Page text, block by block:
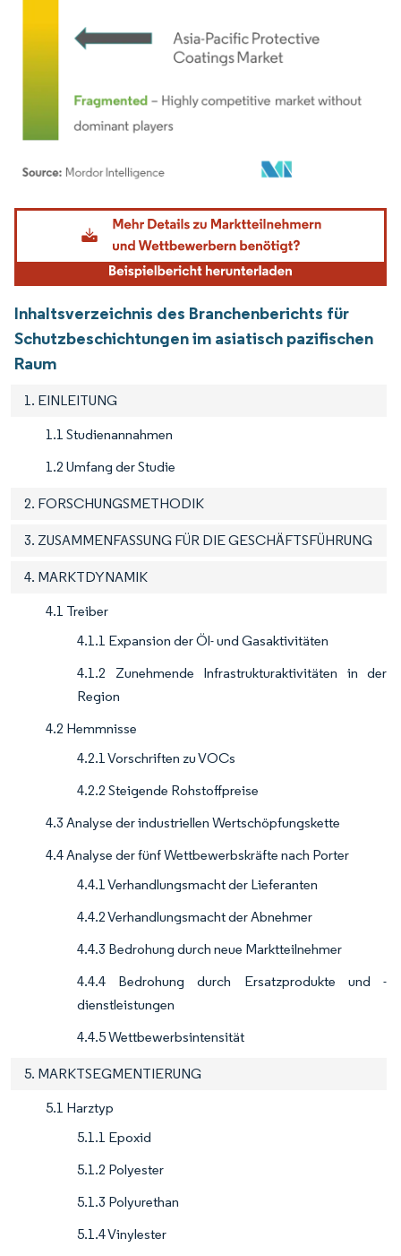
Bild © Mordor Intelligence. Wiederverwendung erfordert Namensnennung gemäß
Inhaltsverzeichnis des Branchenberichts für
Schutzbeschichtungen im asiatisch pazifischen
Raum
1. EINLEITUNG
1.1 Studienannahmen
1.2 Umfang der Studie
2. FORSCHUNGSMETHODIK
3. ZUSAMMENFASSUNG FÜR DIE GESCHÄFTSFÜHRUNG
4. MARKTDYNAMIK
4.1 Treiber
4.1.1 Expansion der Öl- und Gasaktivitäten
4.1.2 Zunehmende Infrastrukturaktivitäten in der
Region
4.2 Hemmnisse
4.2.1 Vorschriften zu VOCs
4.2.2 Steigende Rohstoffpreise
4.3 Analyse der industriellen Wertschöpfungskette
4.4 Analyse der fünf Wettbewerbskräfte nach Porter
4.4.1 Verhandlungsmacht der Lieferanten
4.4.2 Verhandlungsmacht der Abnehmer
4.4.3 Bedrohung durch neue Marktteilnehmer
4.4.4 Bedrohung durch Ersatzprodukte und -
dienstleistungen
4.4.5 Wettbewerbsintensität
5. MARKTSEGMENTIERUNG
5.1 Harztyp
5.1.1 Epoxid
5.1.2 Polyester
5.1.3 Polyurethan
5.1.4 Vinylester